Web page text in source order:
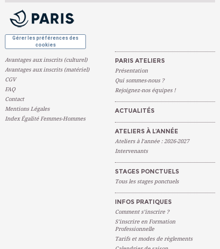
Gérer les préférences des
cookies
Avantages aux inscrits (culturel)
Avantages aux inscrits (matériel)
CGV
FAQ
Contact
Mentions Légales
Index Égalité Femmes-Hommes
PARIS ATELIERS
Présentation
Qui sommes-nous ?
Rejoignez-nos équipes !
ACTUALITÉS
ATELIERS À L’ANNÉE
Ateliers à l’année : 2026-2027
Intervenants
STAGES PONCTUELS
Tous les stages ponctuels
INFOS PRATIQUES
Comment s’inscrire ?
S’inscrire en Formation
Professionnelle
Tarifs et modes de règlements